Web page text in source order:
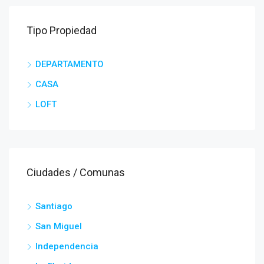
Tipo Propiedad
DEPARTAMENTO
CASA
LOFT
Ciudades / Comunas
Santiago
San Miguel
Independencia